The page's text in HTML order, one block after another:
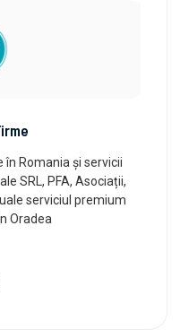
în Romania și servicii
SRL, PFA, Asociații,
serviciul premium
Oradea